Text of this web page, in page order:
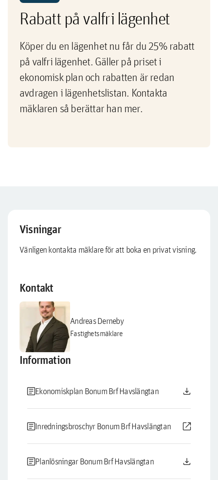
Rabatt på valfri lägenhet
Köper du en lägenhet nu får du 25% rabatt
på valfri lägenhet. Gäller på priset i
ekonomisk plan och rabatten är redan
avdragen i lägenhetslistan. Kontakta
mäklaren så berättar han mer.
Visningar
Vänligen kontakta mäklare för att boka en privat visning.
Kontakt
Andreas Derneby
Fastighetsmäklare
Information
articleEkonomiskplan Bonum Brf Havslängtan download
articleInredningsbroschyr Bonum Brf Havslängtan open_in_new
articlePlanlösningar Bonum Brf Havslängtan download